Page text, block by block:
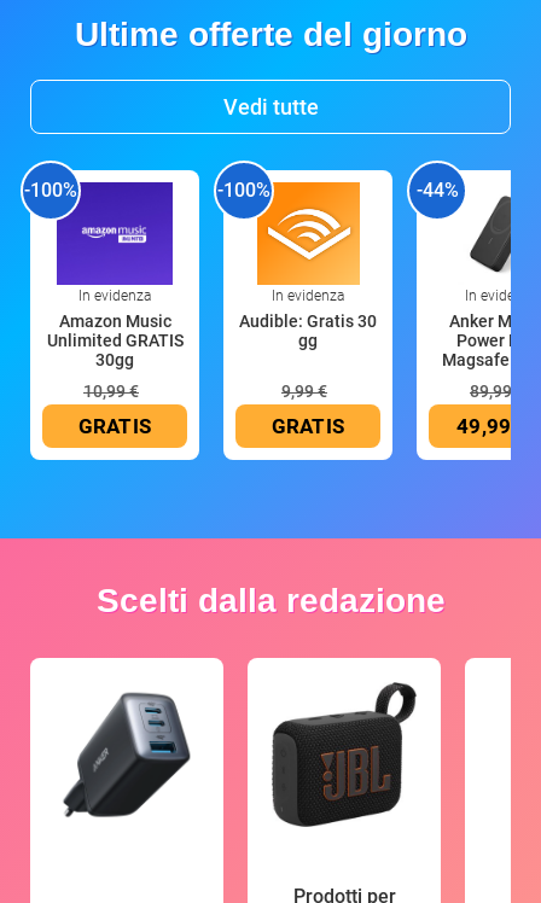
Ultime offerte del giorno
Vedi tutte
-100%
In evidenza
Amazon Music
Unlimited GRATIS
30gg
10,99 €
GRATIS
-100%
In evidenza
Audible: Gratis 30
gg
9,99 €
GRATIS
-44%
In evidenza
Anker
Power
Magsafe
89,99 €
49,99 €
Scelti dalla redazione
Prodotti per